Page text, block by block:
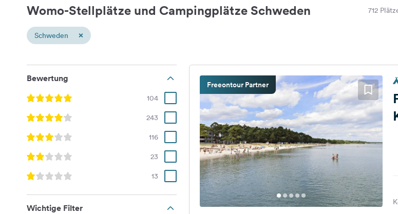
Womo-Stellplätze und Campingplätze Schweden 712
Schweden ×
Bewertung
104
243
116
23
13
Wichtige Filter
Freeontour Partner